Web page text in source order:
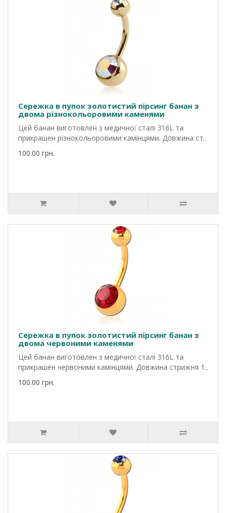
Сережка в пупок золотистий пірсинг банан з
двома різнокольоровими каменями
Цей банан виготовлен з медичної сталі 316L та
прикрашен різнокольоровими камінцями. Довжина ст..
100.00 грн.
Сережка в пупок золотистий пірсинг банан з
двома червоними каменями
Цей банан виготовлен з медичної сталі 316L та
прикрашен червоними камінцями. Довжина стрижня 1..
100.00 грн.